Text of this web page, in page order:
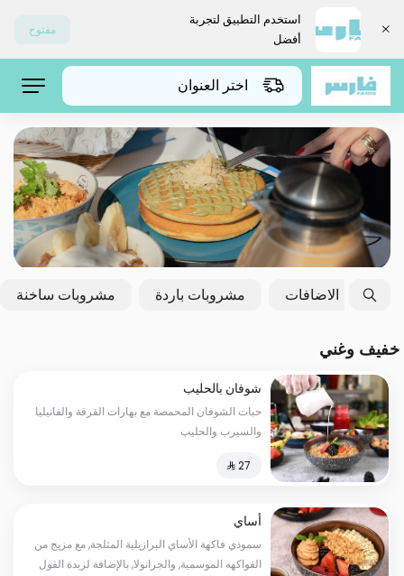
استخدم التطبيق لتجربة
أفضل
مفتوح
اختر العنوان
الاضافات مشروبات باردة مشروبات ساخنة
خفيف وغني
شوفان بالحليب
حبات الشوفان المحمصة مع بهارات القرفة والفانيليا
والسيرب والحليب
أساي
سموذي فاكهة الأساي البرازيلية المثلجة, مع مزيج من
الفواكهه الموسمية, والجرانولا, بالإضافة لزبدة الفول